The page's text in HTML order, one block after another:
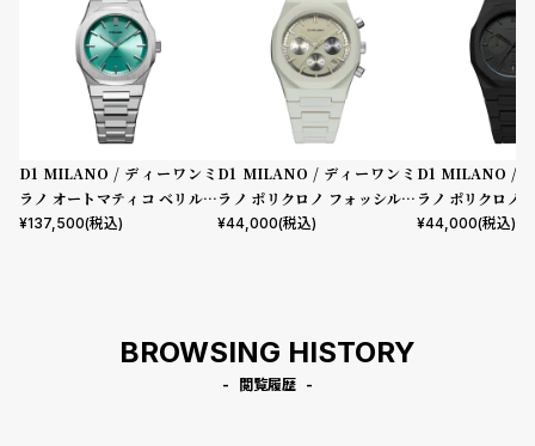
D1 MILANO / ディーワンミ
ラノ オートマティコ ベリルコ
ード
¥137,500(税込)
D1 MILANO / ディーワンミ
ラノ ポリクロノ フォッシルグ
レー
¥44,000(税込)
D1 MILANO /
ラノ ポリクロノ
¥44,000(税込)
BROWSING HISTORY
閲覧履歴